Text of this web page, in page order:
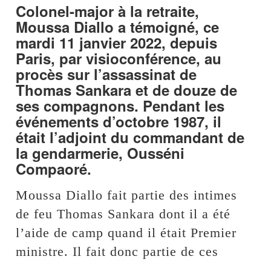
Colonel-major à la retraite,
Moussa Diallo a témoigné, ce
mardi 11 janvier 2022, depuis
Paris, par visioconférence, au
procès sur l’assassinat de
Thomas Sankara et de douze de
ses compagnons. Pendant les
événements d’octobre 1987, il
était l’adjoint du commandant de
la gendarmerie, Ousséni
Compaoré.
Moussa Diallo fait partie des intimes
de feu Thomas Sankara dont il a été
l’aide de camp quand il était Premier
ministre. Il fait donc partie de ces